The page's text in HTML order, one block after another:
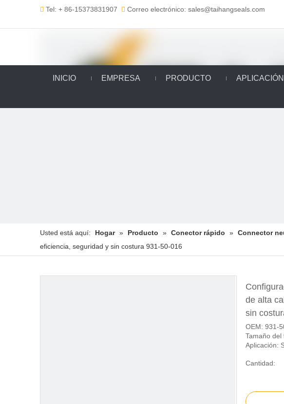
 Tel: + 86-15373831907  Correo electrónico: sales@taihangseals.com
INICIO EMPRESA PRODUCTO APLICACIÓN
Usted está aquí: Hogar » Producto » Conector rápido » Connector
eficiencia, seguridad y sin costura 931-50-016
de alta
sin
OEM: 931-
Tamaño del
Aplicación:
Cantidad: